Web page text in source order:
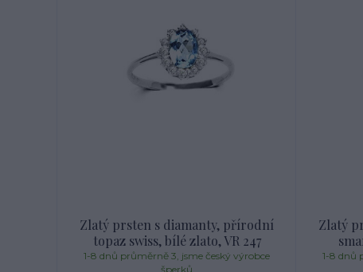
Zlatý prsten s diamanty, přírodní
topaz swiss, bílé zlato, VR 247
1-8 dnů průměrně 3, jsme český výrobce
šperků
Zlatý
1-8 dnů